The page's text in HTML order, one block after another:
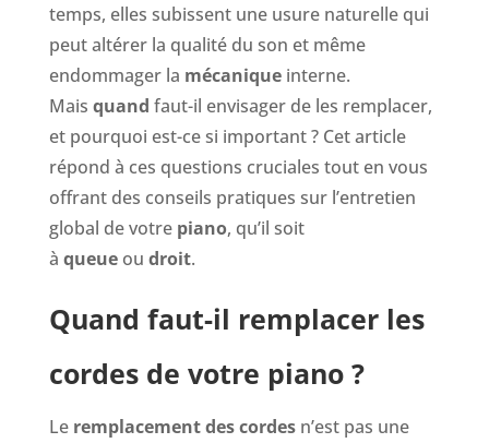
temps, elles subissent une usure naturelle qui
peut altérer la qualité du son et même
endommager la mécaniqueinterne.
Mais quand faut-il envisager de les remplacer,
et pourquoi est-ce si important ? Cet article
répond à ces questions cruciales tout en vous
offrant des conseils pratiques sur l’entretien
global de votre piano, qu’il soit
à queueou droit.
Quand faut-il remplacer les
cordes de votre piano ?
Le remplacement des cordesn’est pas une